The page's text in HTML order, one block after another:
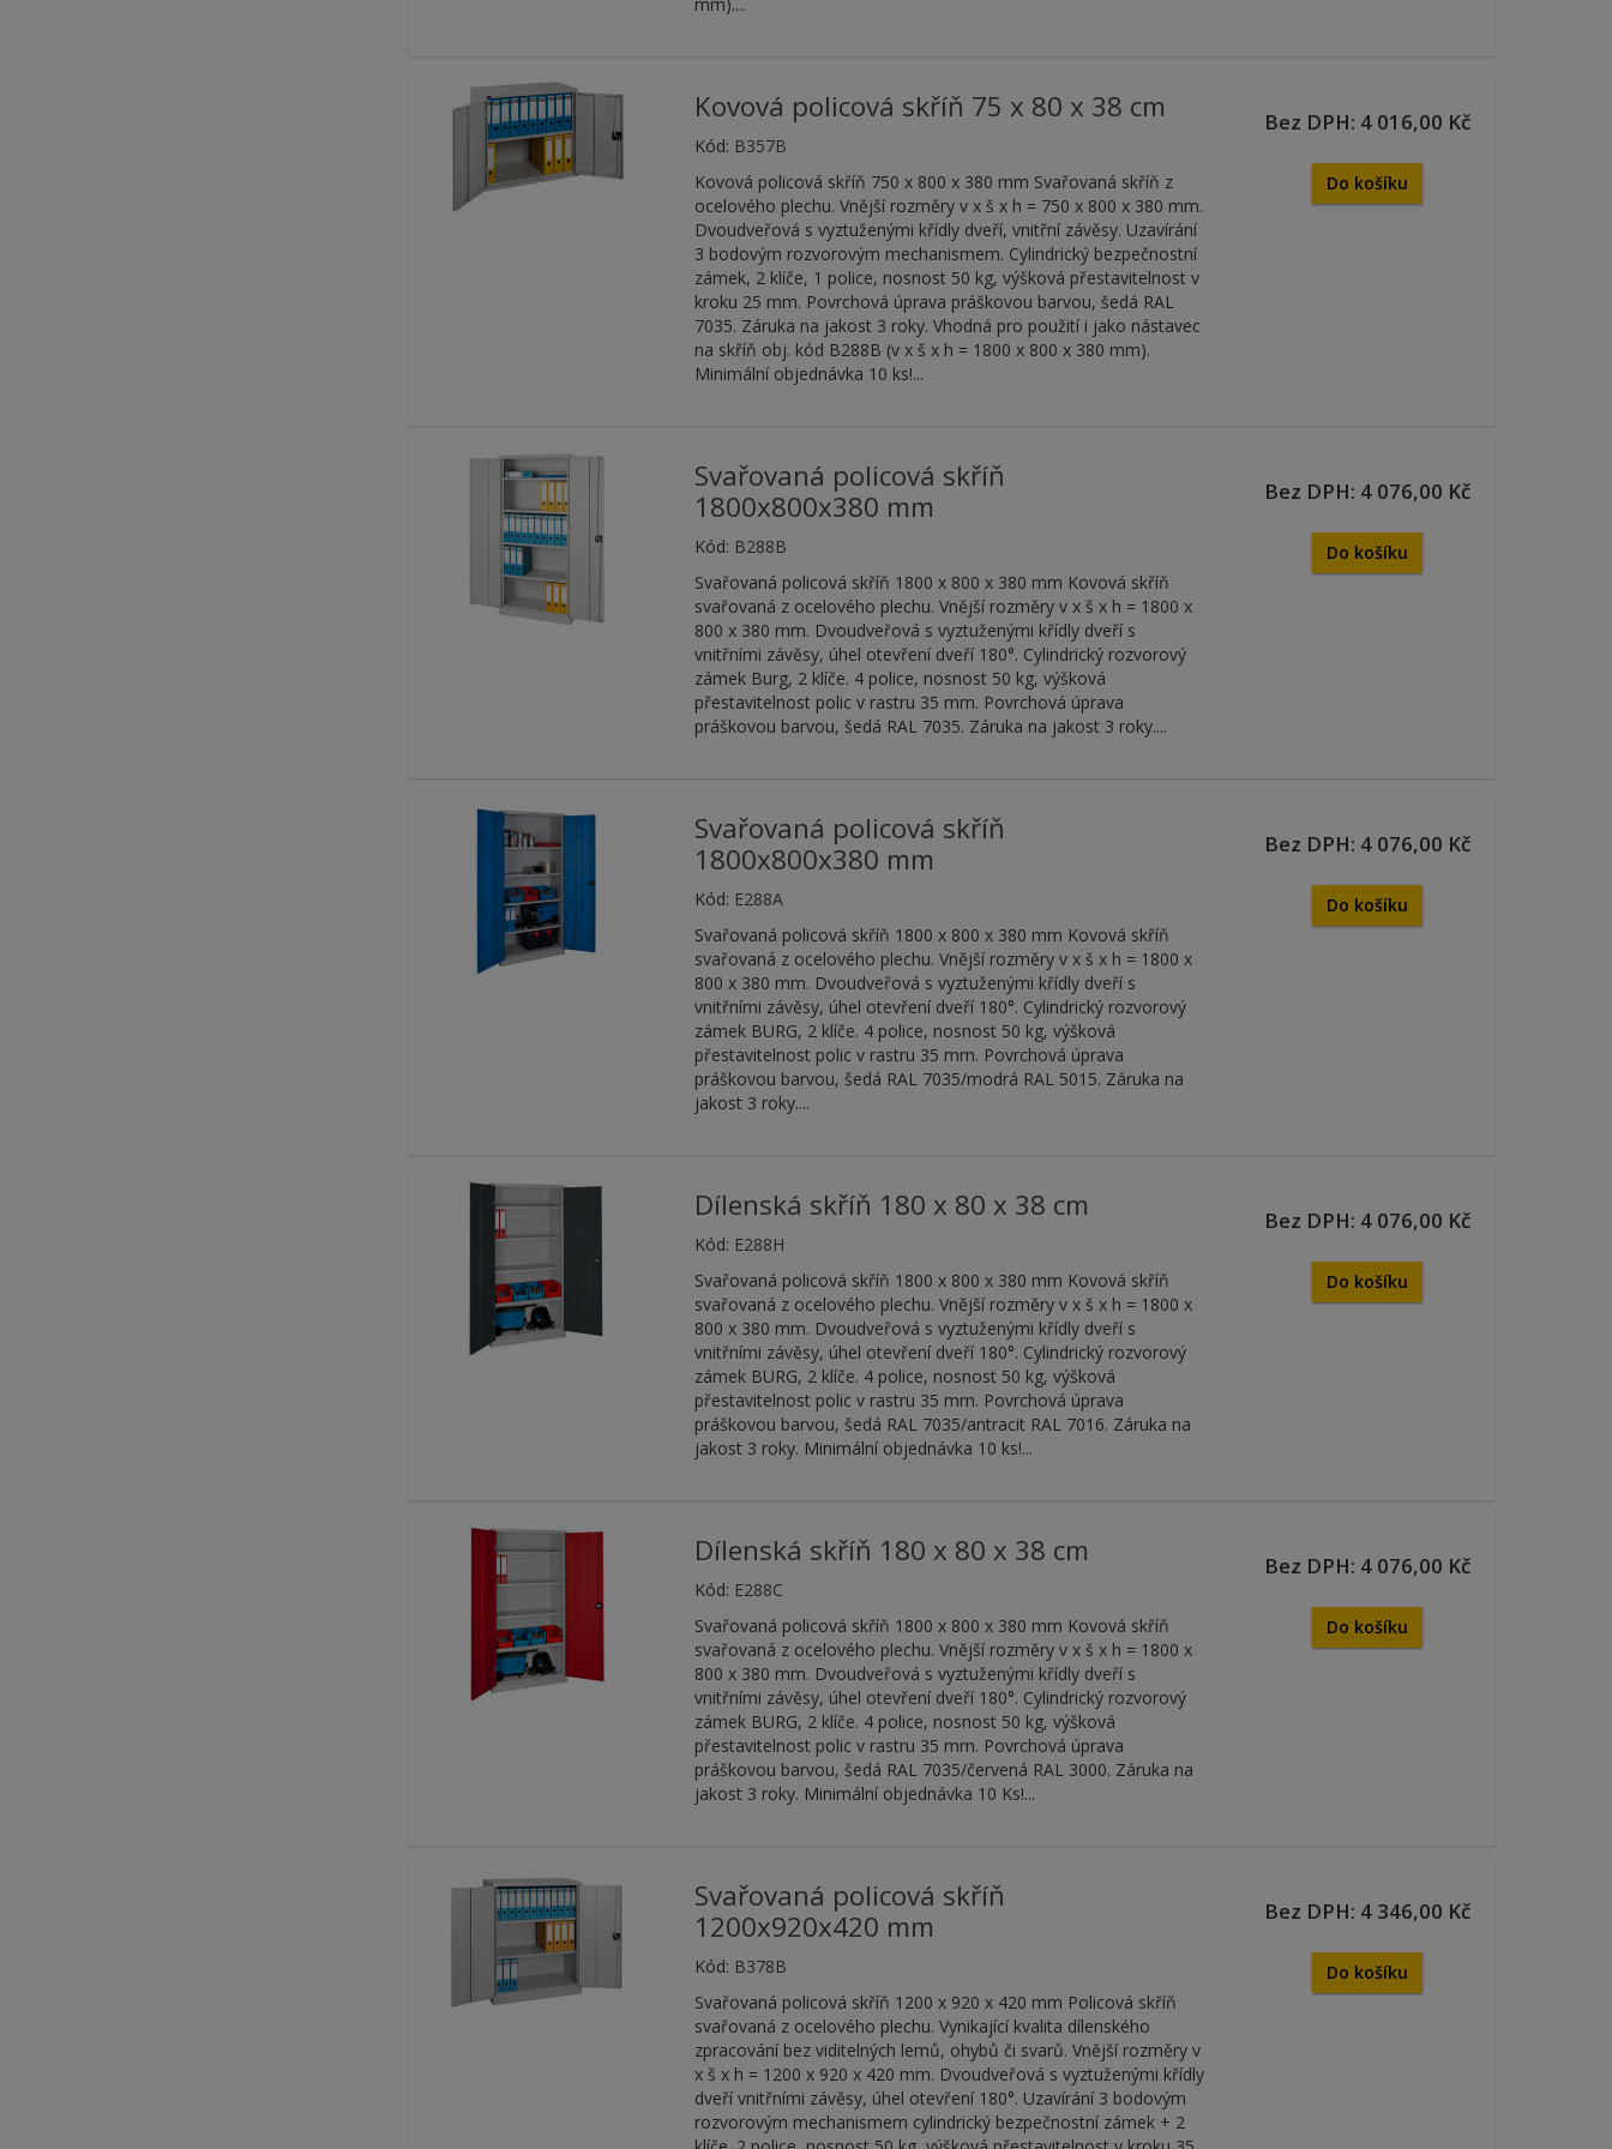
Kovová policová skříň 75 x 80 x 38 cm
Kód: B357B
Kovová policová skříň 750 x 800 x 380 mm Svařovaná skříň z
ocelového plechu. Vnější rozměry v x š x h = 750 x 800 x 380 mm.
Dvoudveřová s vyztuženými křídly dveří, vnitřní závěsy. Uzavírání
3 bodovým rozvorovým mechanismem. Cylindrický bezpečnostní
zámek, 2 klíče, 1 police, nosnost 50 kg, výšková přestavitelnost v
kroku 25 mm. Povrchová úprava práškovou barvou, šedá RAL
7035. Záruka na jakost 3 roky. Vhodná pro použití i jako nástavec
na skříň obj. kód B288B (v x š x h = 1800 x 800 x 380 mm).
Minimální objednávka 10 ks!...
Bez DPH: 4 016,00 Kč
Do košíku
Svařovaná policová skříň
1800x800x380 mm
Kód: B288B
Svařovaná policová skříň 1800 x 800 x 380 mm Kovová skříň
svařovaná z ocelového plechu. Vnější rozměry v x š x h = 1800 x
800 x 380 mm. Dvoudveřová s vyztuženými křídly dveří s
vnitřními závěsy, úhel otevření dveří 180°. Cylindrický rozvorový
zámek Burg, 2 klíče. 4 police, nosnost 50 kg, výšková
přestavitelnost polic v rastru 35 mm. Povrchová úprava
práškovou barvou, šedá RAL 7035. Záruka na jakost 3 roky....
Bez DPH: 4 076,00 Kč
Do košíku
Svařovaná policová skříň
1800x800x380 mm
Kód: E288A
Svařovaná policová skříň 1800 x 800 x 380 mm Kovová skříň
svařovaná z ocelového plechu. Vnější rozměry v x š x h = 1800 x
800 x 380 mm. Dvoudveřová s vyztuženými křídly dveří s
vnitřními závěsy, úhel otevření dveří 180°. Cylindrický rozvorový
zámek BURG, 2 klíče. 4 police, nosnost 50 kg, výšková
přestavitelnost polic v rastru 35 mm. Povrchová úprava
práškovou barvou, šedá RAL 7035/modrá RAL 5015. Záruka na
jakost 3 roky....
Bez DPH: 4 076,00 Kč
Do košíku
Dílenská skříň 180 x 80 x 38 cm
Kód: E288H
Svařovaná policová skříň 1800 x 800 x 380 mm Kovová skříň
svařovaná z ocelového plechu. Vnější rozměry v x š x h = 1800 x
800 x 380 mm. Dvoudveřová s vyztuženými křídly dveří s
vnitřními závěsy, úhel otevření dveří 180°. Cylindrický rozvorový
zámek BURG, 2 klíče. 4 police, nosnost 50 kg, výšková
přestavitelnost polic v rastru 35 mm. Povrchová úprava
práškovou barvou, šedá RAL 7035/antracit RAL 7016. Záruka na
jakost 3 roky. Minimální objednávka 10 ks!...
Bez DPH: 4 076,00 Kč
Do košíku
Dílenská skříň 180 x 80 x 38 cm
Kód: E288C
Svařovaná policová skříň 1800 x 800 x 380 mm Kovová skříň
svařovaná z ocelového plechu. Vnější rozměry v x š x h = 1800 x
800 x 380 mm. Dvoudveřová s vyztuženými křídly dveří s
vnitřními závěsy, úhel otevření dveří 180°. Cylindrický rozvorový
zámek BURG, 2 klíče. 4 police, nosnost 50 kg, výšková
přestavitelnost polic v rastru 35 mm. Povrchová úprava
práškovou barvou, šedá RAL 7035/červená RAL 3000. Záruka na
jakost 3 roky. Minimální objednávka 10 Ks!...
Bez DPH: 4 076,00 Kč
Do košíku
Svařovaná policová skříň
1200x920x420 mm
Kód: B378B
Svařovaná policová skříň 1200 x 920 x 420 mm Policová skříň
svařovaná z ocelového plechu. Vynikající kvalita dílenského
zpracování bez viditelných lemů, ohybů či svarů. Vnější rozměry v
x š x h = 1200 x 920 x 420 mm. Dvoudveřová s vyztuženými křídly
dveří vnitřními závěsy, úhel otevření 180°. Uzavírání 3 bodovým
rozvorovým mechanismem cylindrický bezpečnostní zámek + 2
Bez DPH: 4 346,00 Kč
Do košíku